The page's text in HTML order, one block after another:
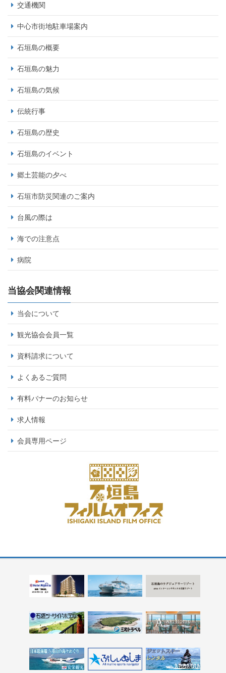
交通機関
中心市街地駐車場案内
石垣島の概要
石垣島の魅力
石垣島の気候
伝統行事
石垣島の歴史
石垣島のイベント
郷土芸能の夕べ
石垣市防災関連のご案内
台風の際は
海での注意点
病院
当協会関連情報
当会について
観光協会会員一覧
資料請求について
よくあるご質問
有料バナーのお知らせ
求人情報
会員専用ページ